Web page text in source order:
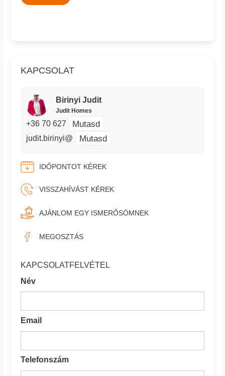
KAPCSOLAT
Birinyi Judit
Judit Homes
+36 70 627 Mutasd
judit.birinyi@ Mutasd
IDŐPONTOT KÉREK
VISSZAHÍVÁST KÉREK
AJÁNLOM EGY ISMERŐSÖMNEK
MEGOSZTÁS
KAPCSOLATFELVÉTEL
Név
Email
Telefonszám